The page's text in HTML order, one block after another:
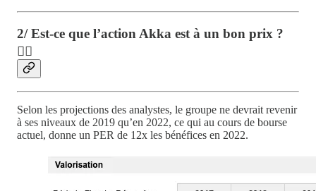
2/ Est-ce que l’action Akka est à un bon prix ?
🤷‍♂️
Selon les projections des analystes, le groupe ne devrait revenir
à ses niveaux de 2019 qu’en 2022, ce qui au cours de bourse
actuel, donne un PER de 12x les bénéfices en 2022.